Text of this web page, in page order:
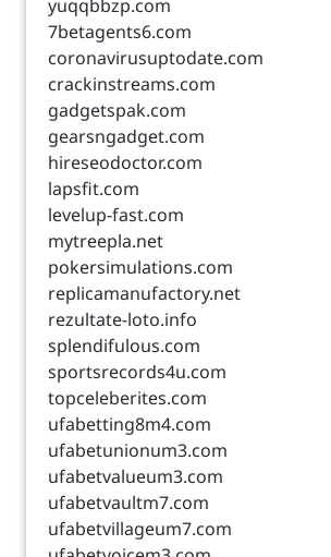
yuqqbbzp.com
7betagents6.com
coronavirusuptodate.com
crackinstreams.com
gadgetspak.com
gearsngadget.com
hireseodoctor.com
lapsfit.com
levelup-fast.com
mytreepla.net
pokersimulations.com
replicamanufactory.net
rezultate-loto.info
splendifulous.com
sportsrecords4u.com
topceleberites.com
ufabetting8m4.com
ufabetunionum3.com
ufabetvalueum3.com
ufabetvaultm7.com
ufabetvillageum7.com